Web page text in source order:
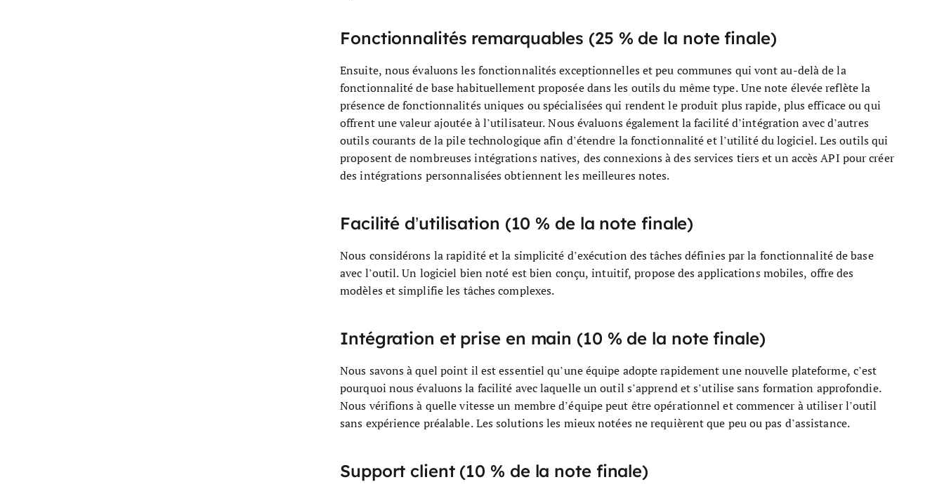
Fonctionnalités remarquables (25 % de la note finale)
Ensuite, nous évaluons les fonctionnalités exceptionnelles et peu communes qui vont au-delà de la
fonctionnalité de base habituellement proposée dans les outils du même type. Une note élevée reflète la
présence de fonctionnalités uniques ou spécialisées qui rendent le produit plus rapide, plus efficace ou qui
offrent une valeur ajoutée à l’utilisateur. Nous évaluons également la facilité d’intégration avec d’autres
outils courants de la pile technologique afin d’étendre la fonctionnalité et l’utilité du logiciel. Les outils qui
proposent de nombreuses intégrations natives, des connexions à des services tiers et un accès API pour créer
des intégrations personnalisées obtiennent les meilleures notes.
Facilité d’utilisation (10 % de la note finale)
Nous considérons la rapidité et la simplicité d’exécution des tâches définies par la fonctionnalité de base
avec l’outil. Un logiciel bien noté est bien conçu, intuitif, propose des applications mobiles, offre des
modèles et simplifie les tâches complexes.
Intégration et prise en main (10 % de la note finale)
Nous savons à quel point il est essentiel qu’une équipe adopte rapidement une nouvelle plateforme, c’est
pourquoi nous évaluons la facilité avec laquelle un outil s’apprend et s’utilise sans formation approfondie.
Nous vérifions à quelle vitesse un membre d’équipe peut être opérationnel et commencer à utiliser l’outil
sans expérience préalable. Les solutions les mieux notées ne requièrent que peu ou pas d’assistance.
Support client (10 % de la note finale)